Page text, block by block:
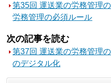
第35回 運送業の労務管理
労務管理の必須ルール
次の記事を読む
第37回 運送業の労務管理
のデジタル化